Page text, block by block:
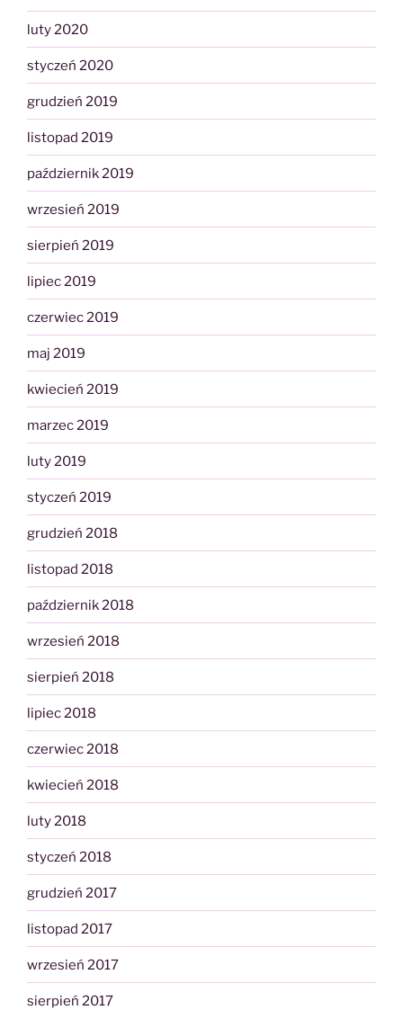
luty 2020
styczeń 2020
grudzień 2019
listopad 2019
październik 2019
wrzesień 2019
sierpień 2019
lipiec 2019
czerwiec 2019
maj 2019
kwiecień 2019
marzec 2019
luty 2019
styczeń 2019
grudzień 2018
listopad 2018
październik 2018
wrzesień 2018
sierpień 2018
lipiec 2018
czerwiec 2018
kwiecień 2018
luty 2018
styczeń 2018
grudzień 2017
listopad 2017
wrzesień 2017
sierpień 2017